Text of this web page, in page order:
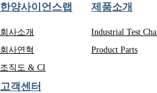
한양사이언스랩
회사소개
회사연혁
조직도 & CI
제품소개
Industrial Test
Product Parts
고객센터